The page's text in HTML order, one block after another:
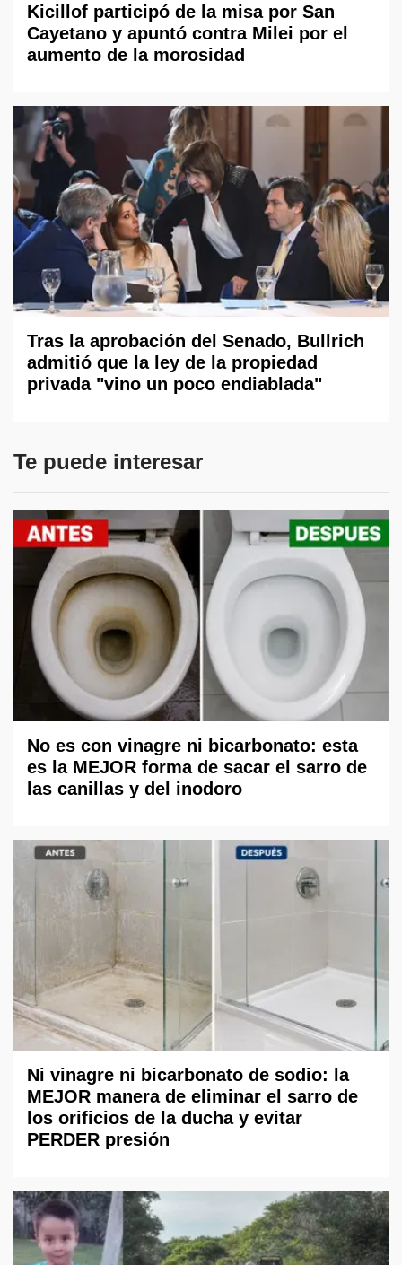
Kicillof participó de la misa por San
Cayetano y apuntó contra Milei por el
aumento de la morosidad
Tras la aprobación del Senado, Bullrich
admitió que la ley de la propiedad
privada "vino un poco endiablada"
Te puede interesar
No es con vinagre ni bicarbonato: esta
es la MEJOR forma de sacar el sarro de
las canillas y del inodoro
Ni vinagre ni bicarbonato de sodio: la
MEJOR manera de eliminar el sarro de
los orificios de la ducha y evitar
PERDER presión